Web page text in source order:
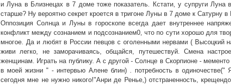
и Луна в Близнецах в 7 доме тоже показатель. Кстати, у супруги
старше? Ну вероятно секрет кроется в тригоне Луны в 7 доме к Сатурну в
Оппозиция Солнца и Луны в гороскопе всегда дает внутреннее
конфликт между сознанием и подсознанием0, что по сути хорошо для
многое. Да и любят в России певцов с оголенными нервами (
живи легко, не заморачиваясь, общайся, путешествуй. Смена
женщинам. Играть на публику. А с другой - Солнце в Скорпионе -
в моей жизни " - интервью Алене блин) . потребность в
сегодня мне не нужно никого!"Анри де Ренье,) отстраненность,